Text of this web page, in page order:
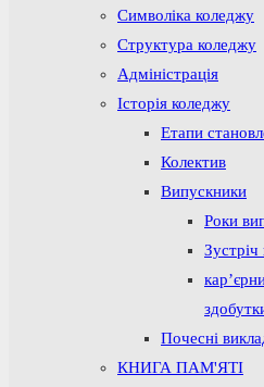
Символіка коледжу
Структура коледжу
Адміністрація
Історія коледжу
Етапи
Колектив
Випускники
Роки
Зустріч
Почесні
КНИГА ПАМ'ЯТІ